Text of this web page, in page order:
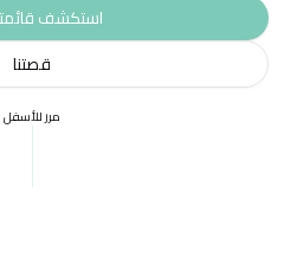
استكشف
قصتنا
مرر للأسفل